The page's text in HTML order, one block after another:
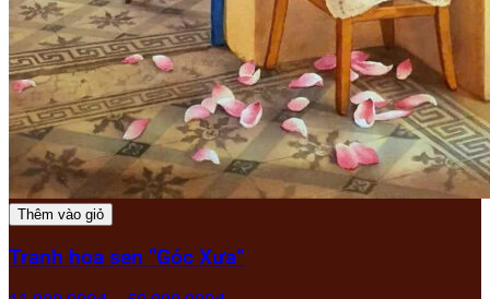
Thêm vào giỏ
Tranh hoa sen “Góc Xưa”